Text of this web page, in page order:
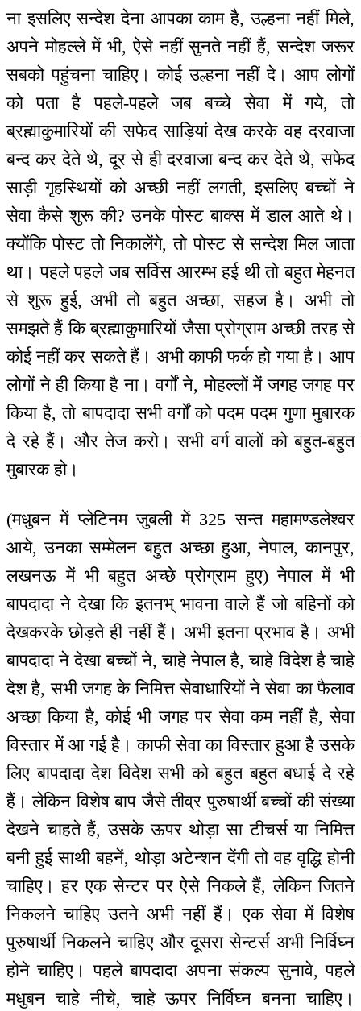
ना इसलिए सन्देश देना आपका काम है, उल्हना नहीं मिले,
अपने मोहल्ले में भी, ऐसे नहीं सुनते नहीं हैं, सन्देश जरूर
सबको पहुंचना चाहिए। कोई उल्हना नहीं दे। आप लोगों
को पता है पहले-पहले जब बच्चे सेवा में गये, तो
ब्रह्माकुमारियों की सफेद साड़ियां देख करके वह दरवाजा
बन्द कर देते थे, दूर से ही दरवाजा बन्द कर देते थे, सफेद
साड़ी गृहस्थियों को अच्छी नहीं लगती, इसलिए बच्चों ने
सेवा कैसे शुरू की? उनके पोस्ट बाक्स में डाल आते थे।
क्योंकि पोस्ट तो निकालेंगे, तो पोस्ट से सन्देश मिल जाता
था। पहले पहले जब सर्विस आरम्भ हई थी तो बहुत मेहनत
से शुरू हुई, अभी तो बहुत अच्छा, सहज है। अभी तो
समझते हैं कि ब्रह्माकुमारियों जैसा प्रोग्राम अच्छी तरह से
कोई नहीं कर सकते हैं। अभी काफी फर्क हो गया है। आप
लोगों ने ही किया है ना। वर्गों ने, मोहल्लों में जगह जगह पर
किया है, तो बापदादा सभी वर्गों को पदम पदम गुणा मुबारक
दे रहे हैं। और तेज करो। सभी वर्ग वालों को बहुत-बहुत
मुबारक हो।
(मधुबन में प्लेटिनम जुबली में 325 सन्त महामण्डलेश्वर
आये, उनका सम्मेलन बहुत अच्छा हुआ, नेपाल, कानपुर,
लखनऊ में भी बहुत अच्छे प्रोग्राम हुए) नेपाल में भी
बापदादा ने देखा कि इतनभ् भावना वाले हैं जो बहिनों को
देखकरके छोड़ते ही नहीं हैं। अभी इतना प्रभाव है। अभी
बापदादा ने देखा बच्चों ने, चाहे नेपाल है, चाहे विदेश है चाहे
देश है, सभी जगह के निमित्त सेवाधारियों ने सेवा का फैलाव
अच्छा किया है, कोई भी जगह पर सेवा कम नहीं है, सेवा
विस्तार में आ गई है। काफी सेवा का विस्तार हुआ है उसके
लिए बापदादा देश विदेश सभी को बहुत बहुत बधाई दे रहे
हैं। लेकिन विशेष बाप जैसे तीव्र पुरुषार्थी बच्चों की संख्या
देखने चाहते हैं, उसके ऊपर थोड़ा सा टीचर्स या निमित्त
बनी हुई साथी बहनें, थोड़ा अटेन्शन देंगी तो वह वृद्धि होनी
चाहिए। हर एक सेन्टर पर ऐसे निकले हैं, लेकिन जितने
निकलने चाहिए उतने अभी नहीं हैं। एक सेवा में विशेष
पुरुषार्थी निकलने चाहिए और दूसरा सेन्टर्स अभी निर्विघ्न
होने चाहिए। पहले बापदादा अपना संकल्प सुनावे, पहले
मधुबन चाहे नीचे, चाहे ऊपर निर्विघ्न बनना चाहिए।